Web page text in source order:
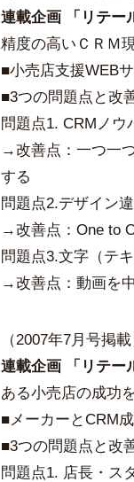
連載企画 「リテー
精度の高いＣＲＭ
■小売店支援WEB
■3つの問題点と改
問題点1. CRMノウ
→改善点：一つ一
する
問題点2.デザイン
→改善点：One to
問題点3.文字（テ
→改善点：動画を
（2007年7月号掲載
連載企画 「リテー
ある小売店の成功
■メーカーとCRM
■3つの問題点と改
問題点1. 店長・ス